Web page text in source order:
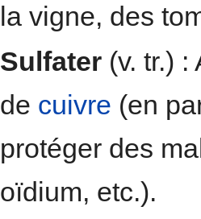
la vigne, des
Sulfater (v. tr.)
de cuivre (en
protéger des
oïdium, etc.).